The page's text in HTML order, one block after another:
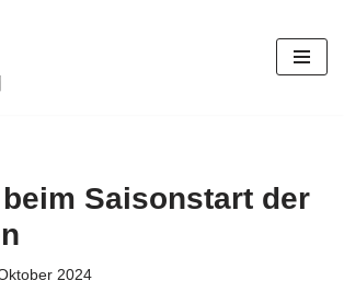
Saisonstart der
2024